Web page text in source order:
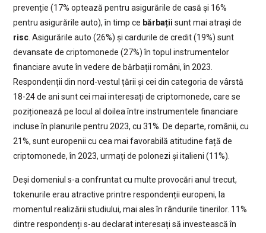
prevenție (17% optează pentru asigurările de casă și 16%
pentru asigurările auto), în timp ce bărbații sunt mai atrași de
risc. Asigurările auto (26%) și cardurile de credit (19%) sunt
devansate de criptomonede (27%) în topul instrumentelor
financiare avute în vedere de bărbații români, în 2023.
Respondenții din nord-vestul țării și cei din categoria de vârstă
18-24 de ani sunt cei mai interesați de criptomonede, care se
poziționează pe locul al doilea între instrumentele financiare
incluse în planurile pentru 2023, cu 31%. De departe, românii, cu
21%, sunt europenii cu cea mai favorabilă atitudine față de
criptomonede, în 2023, urmați de polonezi și italieni (11%).
Deși domeniul s-a confruntat cu multe provocări anul trecut,
tokenurile erau atractive printre respondenții europeni, la
momentul realizării studiului, mai ales în rândurile tinerilor. 11%
dintre respondenți s-au declarat interesați să investească în